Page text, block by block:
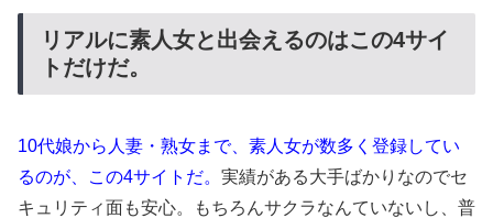
リアルに素人女と出会えるのはこの4サイ
トだけだ。
10代娘から人妻・熟女まで、素人女が数多く登録してい
るのが、この4サイトだ。 実績がある大手ばかりなのでセ
キュリティ面も安心。もちろんサクラなんていないし、普